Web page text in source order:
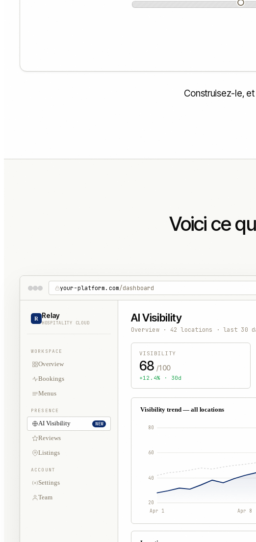
Construisez-le,
Voici ce
your-platform.com/dashboard
R Relay
HOSPITALITY CLOUD
WORKSPACE
Overview
Bookings
Menus
PRESENCE
AI Visibility NEW
Reviews
Listings
ACCOUNT
Settings
Team
AI Visibility
Overview · 42 locations · last 30
VISIBILITY
68 /100
+12.4% · 30d
Visibility trend — all locations
20
40
60
80
Apr 1 Apr 8